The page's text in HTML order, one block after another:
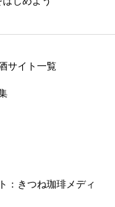
サイト一覧
：きつね珈琲メディ